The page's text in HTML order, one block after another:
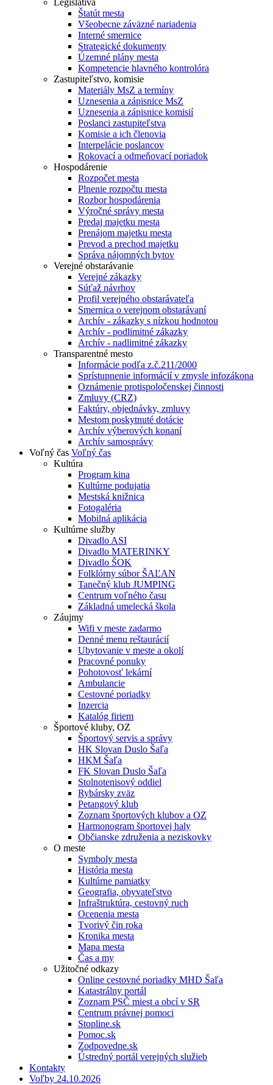
Legislatíva
Štatút mesta
Všeobecne záväzné nariadenia
Interné smernice
Strategické dokumenty
Územné plány mesta
Kompetencie hlavného kontrolóra
Zastupiteľstvo, komisie
Materiály MsZ a termíny
Uznesenia a zápisnice MsZ
Uznesenia a zápisnice komisií
Poslanci zastupiteľstva
Komisie a ich členovia
Interpelácie poslancov
Rokovací a odmeňovací poriadok
Hospodárenie
Rozpočet mesta
Plnenie rozpočtu mesta
Rozbor hospodárenia
Výročné správy mesta
Predaj majetku mesta
Prenájom majetku mesta
Prevod a prechod majetku
Správa nájomných bytov
Verejné obstarávanie
Verejné zákazky
Súťaž návrhov
Profil verejného obstarávateľa
Smernica o verejnom obstarávaní
Archív - zákazky s nízkou hodnotou
Archív - podlimitné zákazky
Archív - nadlimitné zákazky
Transparentné mesto
Informácie podľa z.č.211/2000
Sprístupnenie informácií v zmysle infozákona
Oznámenie protispoločenskej činnosti
Zmluvy (CRZ)
Faktúry, objednávky, zmluvy
Mestom poskytnuté dotácie
Archív výberových konaní
Archív samosprávy
Voľný čas Voľný čas
Kultúra
Program kina
Kultúrne podujatia
Mestská knižnica
Fotogaléria
Mobilná aplikácia
Kultúrne služby
Divadlo ASI
Divadlo MATERINKY
Divadlo ŠOK
Folklórny súbor ŠAĽAN
Tanečný klub JUMPING
Centrum voľného času
Základná umelecká škola
Záujmy
Wifi v meste zadarmo
Denné menu reštaurácií
Ubytovanie v meste a okolí
Pracovné ponuky
Pohotovosť lekární
Ambulancie
Cestovné poriadky
Inzercia
Katalóg firiem
Športové kluby, OZ
Športový servis a správy
HK Slovan Duslo Šaľa
HKM Šaľa
FK Slovan Duslo Šaľa
Stolnotenisový oddiel
Rybársky zväz
Petangový klub
Zoznam športových klubov a OZ
Harmonogram športovej haly
Občianske združenia a neziskovky
O meste
Symboly mesta
História mesta
Kultúrne pamiatky
Geografia, obyvateľstvo
Infraštruktúra, cestovný ruch
Ocenenia mesta
Tvorivý čin roka
Kronika mesta
Mapa mesta
Čas a my
Užitočné odkazy
Online cestovné poriadky MHD Šaľa
Katastrálny portál
Zoznam PSČ miest a obcí v SR
Centrum právnej pomoci
Stopline.sk
Pomoc.sk
Zodpovedne.sk
Ústredný portál verejných služieb
Kontakty
Voľby 24.10.2026